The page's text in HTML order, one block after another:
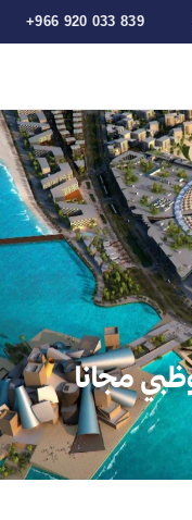
+966 920 033 839
مجانا